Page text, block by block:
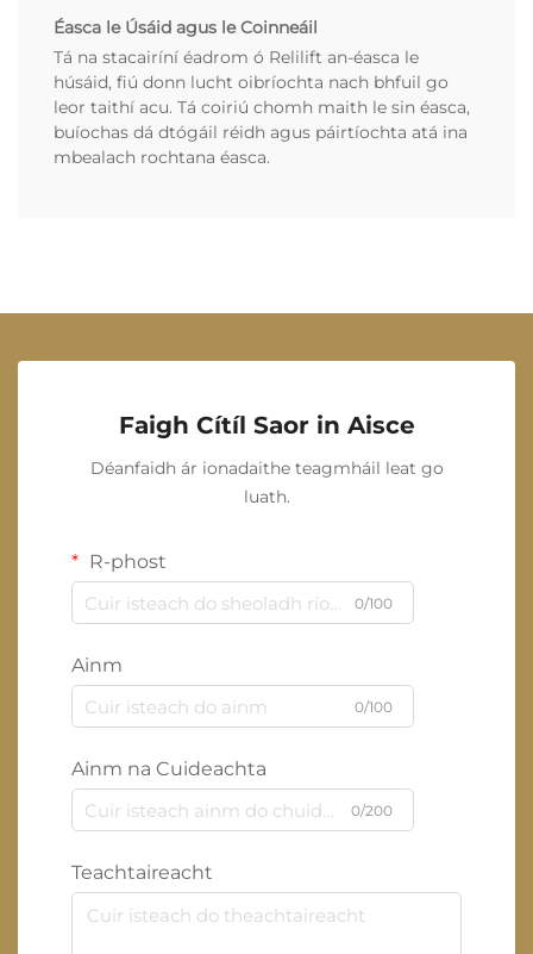
Éasca le Úsáid agus le Coinneáil
Tá na stacairíní éadrom ó Relilift an-éasca le
húsáid, fiú donn lucht oibríochta nach bhfuil go
leor taithí acu. Tá coiriú chomh maith le sin éasca,
buíochas dá dtógáil réidh agus páirtíochta atá ina
mbealach rochtana éasca.
Faigh Cítíl Saor in Aisce
Déanfaidh ár ionadaithe teagmháil leat go
luath.
R-phost
0/100
Ainm
0/100
Ainm na Cuideachta
0/200
Teachtaireacht